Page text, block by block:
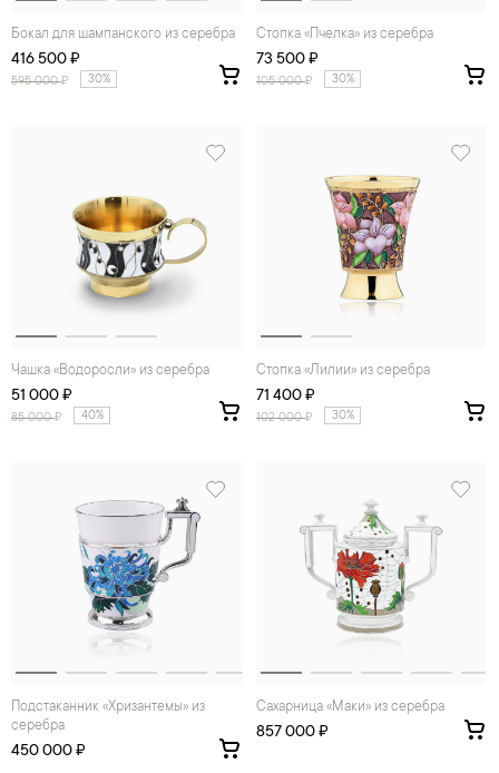
Бокал для шампанского из серебра
416 500 ₽
595 000₽ 30%
Стопка «Пчелка» из серебра
73 500 ₽
105 000₽ 30%
Чашка «Водоросли» из серебра
51 000 ₽
85 000₽ 40%
Стопка «Лилии» из серебра
71 400 ₽
102 000₽ 30%
Подстаканник «Хризантемы» из
серебра
450 000 ₽
Сахарница «Маки» из серебра
857 000 ₽